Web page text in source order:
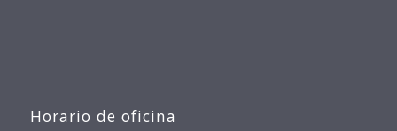
Horario de oficina